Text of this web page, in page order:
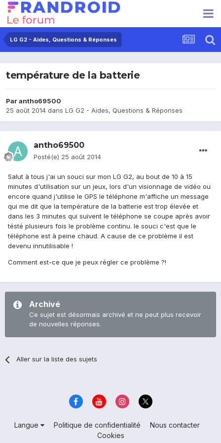
LG G2 - Aides, Questions & Réponses
température de la batterie
Parantho69500
25 août 2014 dans LG G2 - Aides, Questions & Réponses
antho69500
Posté(e) 25 août 2014
Salut à tous j'ai un souci sur mon LG G2, au bout de 10 à 15
minutes d'utilisation sur un jeux, lors d'un visionnage de vidéo ou
encore quand j'utilise le GPS le téléphone m'affiche un message
qui me dit que la température de la batterie est trop élevée et
dans les 3 minutes qui suivent le téléphone se coupe après avoir
tésté plusieurs fois le problème continu. le souci c'est que le
téléphone est à peine chaud. A cause de ce problème il est
devenu innutilisable !
Comment est-ce que je peux régler ce problème ?!
Archivé
Ce sujet est désormais archivé et ne peut plus recevoir
de nouvelles réponses.
Aller sur la liste des sujets
Langue Politique de confidentialité
Nous contacter
Cookies